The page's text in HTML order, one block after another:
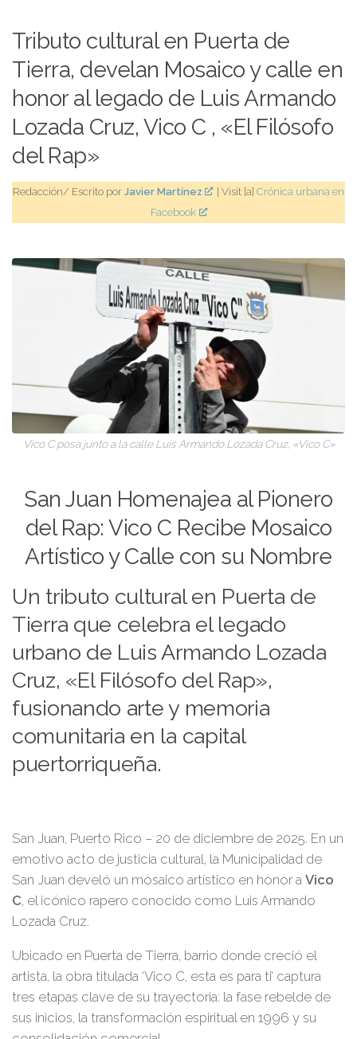
Tributo cultural en Puerta de
Tierra, develan Mosaico y calle en
honor al legado de Luis Armando
Lozada Cruz, Vico C , «El Filósofo
del Rap»
Redacción/ Escrito por Javier Martínez | Visit [a]Crónica urbana en
Facebook
Vico C posa junto a la calle Luis Armando Lozada Cruz, «Vico C»
San Juan Homenajea al Pionero
del Rap: Vico C Recibe Mosaico
Artístico y Calle con su Nombre
Un tributo cultural en Puerta de
Tierra que celebra el legado
urbano de Luis Armando Lozada
Cruz, «El Filósofo del Rap»,
fusionando arte y memoria
comunitaria en la capital
puertorriqueña.
San Juan, Puerto Rico – 20 de diciembre de 2025. En un
emotivo acto de justicia cultural, la Municipalidad de
San Juan develó un mosaico artístico en honor a Vico
C, el icónico rapero conocido como Luis Armando
Lozada Cruz.
Ubicado en Puerta de Tierra, barrio donde creció el
artista, la obra titulada ‘Vico C, esta es para ti’ captura
tres etapas clave de su trayectoria: la fase rebelde de
sus inicios, la transformación espiritual en 1996 y su